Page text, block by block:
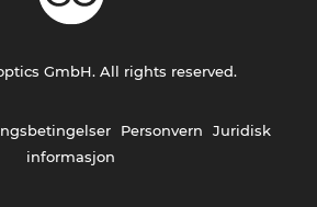
Personvern
Juridisk
informasjon
GmbH. All rights reserved.